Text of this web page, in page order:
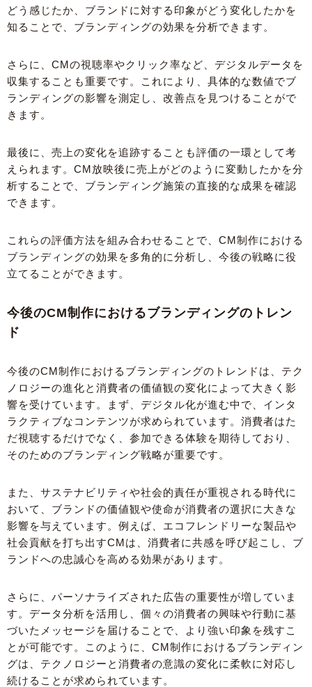
どう感じたか、ブランドに対する印象がどう変化したかを
知ることで、ブランディングの効果を分析できます。
さらに、CMの視聴率やクリック率など、デジタルデータを
収集することも重要です。これにより、具体的な数値でブ
ランディングの影響を測定し、改善点を見つけることがで
きます。
最後に、売上の変化を追跡することも評価の一環として考
えられます。CM放映後に売上がどのように変動したかを分
析することで、ブランディング施策の直接的な成果を確認
できます。
これらの評価方法を組み合わせることで、CM制作における
ブランディングの効果を多角的に分析し、今後の戦略に役
立てることができます。
今後のCM制作におけるブランディングのトレン
ド
今後のCM制作におけるブランディングのトレンドは、テク
ノロジーの進化と消費者の価値観の変化によって大きく影
響を受けています。まず、デジタル化が進む中で、インタ
ラクティブなコンテンツが求められています。消費者はた
だ視聴するだけでなく、参加できる体験を期待しており、
そのためのブランディング戦略が重要です。
また、サステナビリティや社会的責任が重視される時代に
おいて、ブランドの価値観や使命が消費者の選択に大きな
影響を与えています。例えば、エコフレンドリーな製品や
社会貢献を打ち出すCMは、消費者に共感を呼び起こし、ブ
ランドへの忠誠心を高める効果があります。
さらに、パーソナライズされた広告の重要性が増していま
す。データ分析を活用し、個々の消費者の興味や行動に基
づいたメッセージを届けることで、より強い印象を残すこ
とが可能です。このように、CM制作におけるブランディン
グは、テクノロジーと消費者の意識の変化に柔軟に対応し
続けることが求められています。